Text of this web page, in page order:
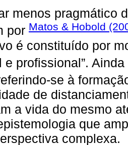
menos pragmático
por Matos & Hobold
é constituído por
e profissional”.
se à
de
a vida do mesmo
que
complexa.